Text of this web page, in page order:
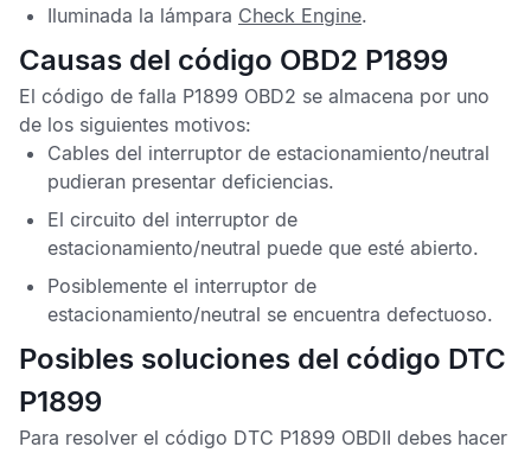
Iluminada la lámpara Check Engine.
Causas del código OBD2 P1899
El código de falla P1899 OBD2 se almacena por uno
de los siguientes motivos:
Cables del interruptor de estacionamiento/neutral
pudieran presentar deficiencias.
El circuito del interruptor de
estacionamiento/neutral puede que esté abierto.
Posiblemente el interruptor de
estacionamiento/neutral se encuentra defectuoso.
Posibles soluciones del código DTC
P1899
Para resolver el código DTC P1899 OBDII debes hacer